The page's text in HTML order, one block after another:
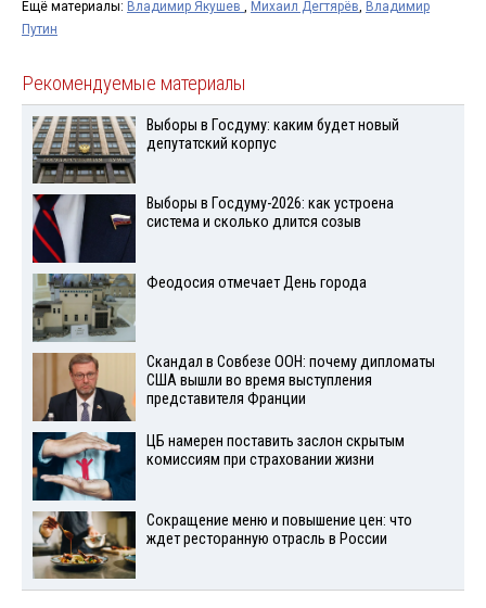
Ещё материалы: Владимир Якушев Михаил Дегтярёв Владимир
Путин
Рекомендуемые материалы
Выборы в Госдуму: каким будет новый
депутатский корпус
Выборы в Госдуму-2026: как устроена
система и сколько длится созыв
Феодосия отмечает День города
Скандал в Совбезе ООН: почему дипломаты
США вышли во время выступления
представителя Франции
ЦБ намерен поставить заслон скрытым
комиссиям при страховании жизни
Сокращение меню и повышение цен: что
ждет ресторанную отрасль в России